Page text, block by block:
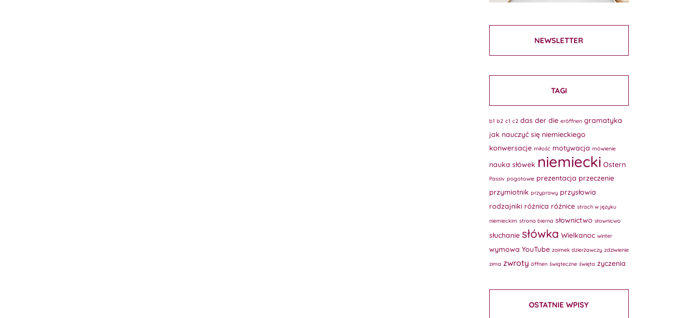
NEWSLETTER
TAGI
b1 b2 c1 c2 das der die eröffnen gramatyka
jak nauczyć się niemieckiego
konwersacje miłość motywacja mówienie
nauka słówek niemiecki Ostern
Passiv pogotowie prezentacja przeczenie
przymiotnik przyprawy przysłowia
rodzajniki różnica różnice strach w języku
niemieckim strona bierna słownictwo słownicwo
słuchanie słówka Wielkanoc winter
wymowa YouTube zaimek dzierżawczy zdziwienie
zima zwroty öffnen świąteczne święta życzenia
OSTATNIE WPISY